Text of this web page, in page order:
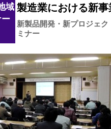
域 製造業における新
新製品開発・新プロジェ
ミナー